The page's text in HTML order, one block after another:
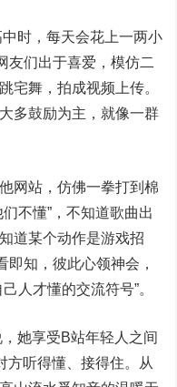
时，每天会花上一两小
友们出于喜爱，模仿二
宅舞，拍成视频上传。
多鼓励为主，就像一群
站，仿佛一拳打到棉
不懂”，不知道歌曲出
道某个动作是游戏招
知，彼此心领神会，
人才懂的交流符号”。
她享受B站年轻人之间
方听得懂、接得住。从